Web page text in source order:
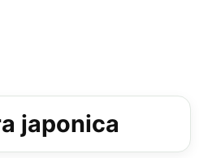
japonica